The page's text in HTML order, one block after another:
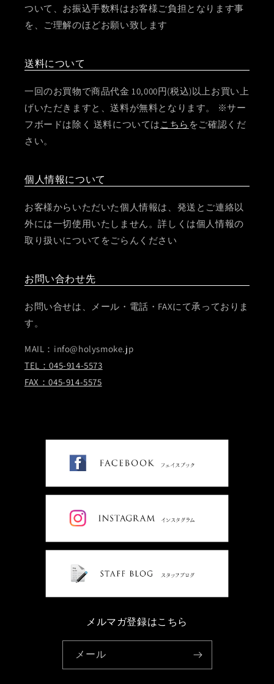
ついて、お振込手数料はお客様ご負担となります事
を、ご理解のほどお願い致します
送料について
一回のお買物で商品代金 10,000円(税込)以上お買い上
げいただきますと、送料が無料となります。 ※サー
フボードは除く 送料については こちら をご確認くだ
さい。
個人情報について
お客様からいただいた個人情報は、発送とご連絡以
外には一切使用いたしません。詳しくは個人情報の
取り扱いについてをごらんください
お問い合わせ先
お問い合せは、メール・電話・FAXにて承っておりま
す。
MAIL：info@holysmoke.jp
TEL：045-914-5573
FAX：045-914-5575
メルマガ登録はこちら
メール